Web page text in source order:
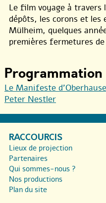
Le film voyage à travers
dépôts, les corons et les
Mülheim, quelques
premières fermetures
Programmation
Le Manifeste
Peter Nestler
RACCOURCIS
Lieux de projection
Partenaires
Qui sommes-nous ?
Nos productions
Plan du site